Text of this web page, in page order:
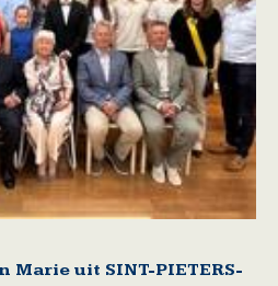
Marie uit SINT-PIETERS-